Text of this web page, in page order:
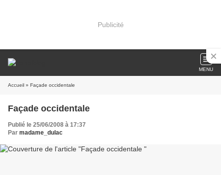
Publicité
MENU
Accueil » Façade occidentale
Façade occidentale
Publié le 25/06/2008 à 17:37
Par madame_dulac